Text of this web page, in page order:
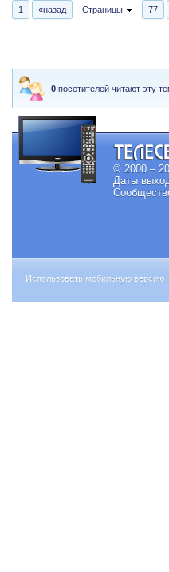
1 «назад Страницы 77
0 посетителей читают эту
© 2000 –
Даты
Использовать мобильную версию